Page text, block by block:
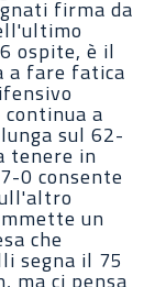
firma da
ospite, è il
a fare fatica
continua a
sul 62-
tenere in
0 consente
un
che
segna il 75
ma ci pensa